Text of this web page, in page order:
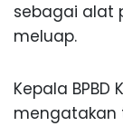
sebagai alat
meluap.
Kepala BPBD
mengatakan